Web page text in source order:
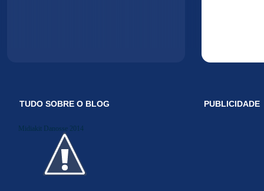
TUDO SOBRE O BLOG
Midiakit Danosse 2014
PUBLICIDADE